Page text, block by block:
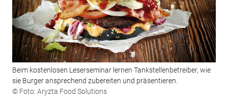
Beim kostenlosen Leserseminar lernen Tankstellenbetreiber, wie
sie Burger ansprechend zubereiten und präsentieren.
© Foto: Aryzta Food Solutions